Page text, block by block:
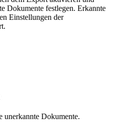
Dokumente festlegen. Erkannte
Einstellungen der
unerkannte Dokumente.